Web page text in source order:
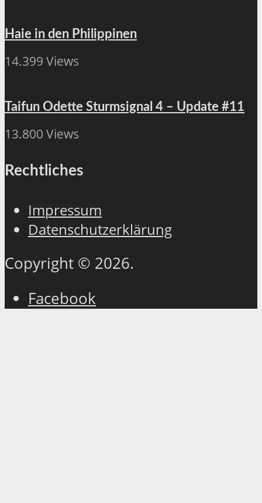
Haie in den Philippinen
14.399 Views
Taifun Odette Sturmsignal 4 – Update #11
13.800 Views
Rechtliches
Impressum
Datenschutzerklärung
Copyright © 2026.
Facebook